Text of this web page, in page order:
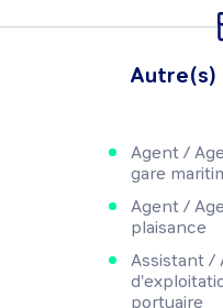
Autre(s)
Agent /
gare
Agent /
plaisance
Assistant /
portuaire